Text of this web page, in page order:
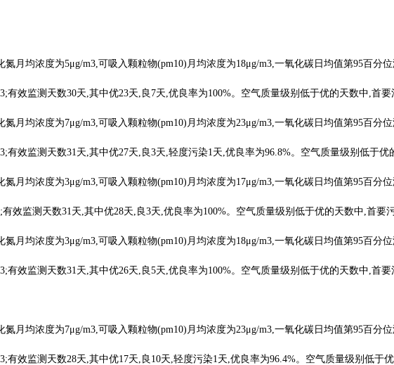
月均浓度为5μg/m3,可吸入颗粒物(pm10)月均浓度为18μg/m3,一氧化碳日均值第95百分
有效监测天数30天,其中优23天,良7天,优良率为100%。空气质量级别低于优的天数中,首要
月均浓度为7μg/m3,可吸入颗粒物(pm10)月均浓度为23μg/m3,一氧化碳日均值第95百分
有效监测天数31天,其中优27天,良3天,轻度污染1天,优良率为96.8%。空气质量级别低于优
月均浓度为3μg/m3,可吸入颗粒物(pm10)月均浓度为17μg/m3,一氧化碳日均值第95百分
效监测天数31天,其中优28天,良3天,优良率为100%。空气质量级别低于优的天数中,首要
月均浓度为3μg/m3,可吸入颗粒物(pm10)月均浓度为18μg/m3,一氧化碳日均值第95百分
有效监测天数31天,其中优26天,良5天,优良率为100%。空气质量级别低于优的天数中,首
月均浓度为7μg/m3,可吸入颗粒物(pm10)月均浓度为23μg/m3,一氧化碳日均值第95百分
有效监测天数28天,其中优17天,良10天,轻度污染1天,优良率为96.4%。空气质量级别低于